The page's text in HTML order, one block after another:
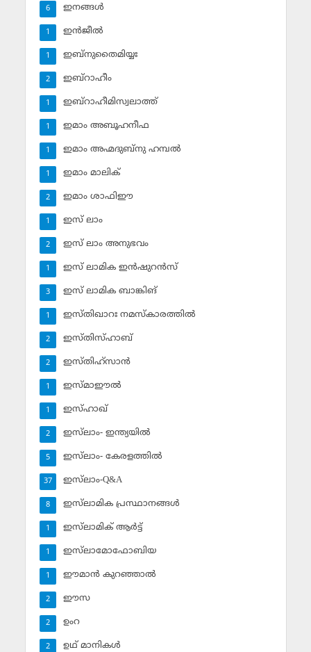
ഇനങ്ങള്‍
6
ഇന്‍ജീല്‍
1
ഇബ്‌നുതൈമിയ്യഃ
1
ഇബ്‌റാഹീം
2
ഇബ്‌റാഹീമിസ്വലാത്ത്
1
ഇമാം അബൂഹനീഫ
1
ഇമാം അഹ്മദുബ്‌നു ഹമ്പല്‍
1
ഇമാം മാലിക്
1
ഇമാം ശാഫിഈ
2
ഇസ് ലാം
1
ഇസ് ലാം അനുഭവം
2
ഇസ് ലാമിക ഇന്‍ഷുറന്‍സ്‌
1
ഇസ് ലാമിക ബാങ്കിങ്‌
3
ഇസ്തിഖാറഃ നമസ്‌കാരത്തില്‍
1
ഇസ്തിസ്ഹാബ്
2
ഇസ്തിഹ്‌സാന്‍
2
ഇസ്മാഈല്‍
1
ഇസ്ഹാഖ്‌
1
ഇസ്‌ലാം- ഇന്ത്യയില്‍
2
ഇസ്‌ലാം- കേരളത്തില്‍
5
ഇസ്‌ലാം-Q&A
37
ഇസ്‌ലാമിക പ്രസ്ഥാനങ്ങള്‍
8
ഇസ്‌ലാമിക് ആര്‍ട്ട്
1
ഇസ്‌ലാമോഫോബിയ
1
ഈമാന്‍ കുറഞ്ഞാല്‍
1
ഈസ
2
ഉംറ
2
ഉഥ് മാനികള്‍
2